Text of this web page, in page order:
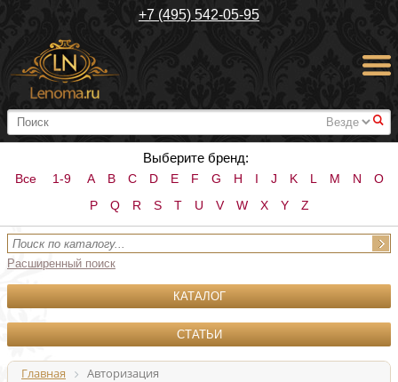
+7 (495) 542-05-95
#
Выберите бренд:
Все 1-9 A B C D E F G H I J K L M N
O
P
Q R S T U V W X Y Z
Расширенный поиск
КАТАЛОГ
СТАТЬИ
Главная Авторизация